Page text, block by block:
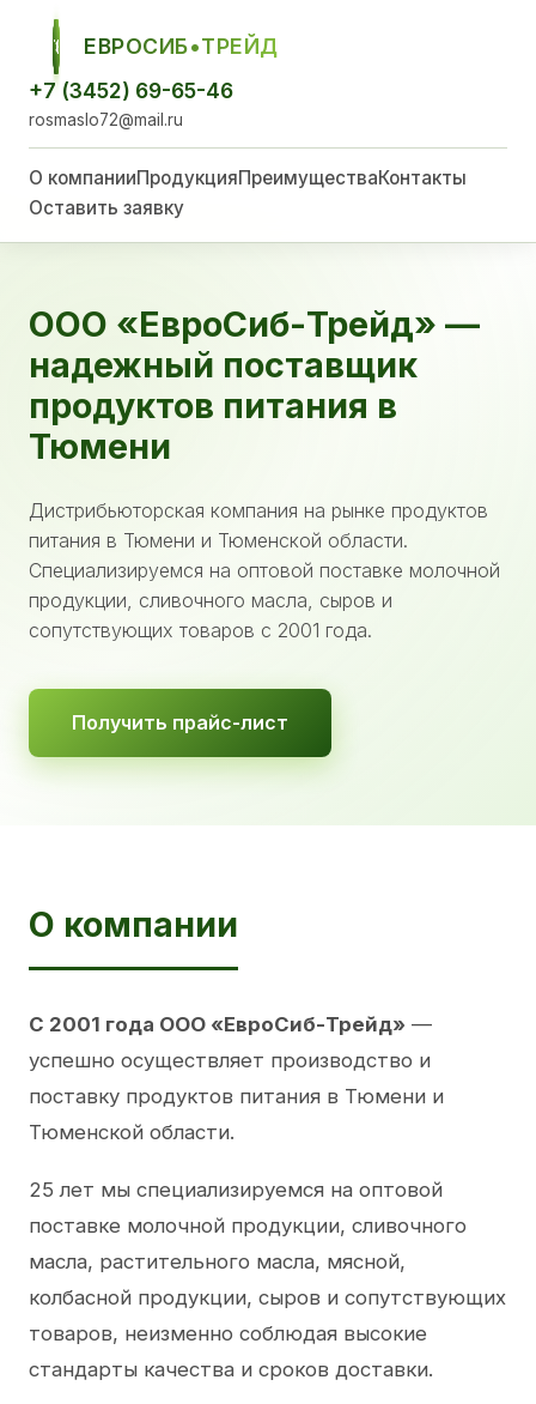
ЕСТ
ЕВРОСИБ•ТРЕЙД
+7 (3452) 69-65-46
rosmaslo72@mail.ru
О компанииПродукцияПреимуществаКонтакты
Оставить заявку
ООО «ЕвроСиб-Трейд» —
надежный поставщик
продуктов питания в
Тюмени
Дистрибьюторская компания на рынке продуктов
питания в Тюмени и Тюменской области.
Специализируемся на оптовой поставке молочной
продукции, сливочного масла, сыров и
сопутствующих товаров с 2001 года.
Получить прайс-лист
О компании
С 2001 года ООО «ЕвроСиб-Трейд» —
успешно осуществляет производство и
поставку продуктов питания в Тюмени и
Тюменской области.
25 лет мы специализируемся на оптовой
поставке молочной продукции, сливочного
масла, растительного масла, мясной,
колбасной продукции, сыров и сопутствующих
товаров, неизменно соблюдая высокие
стандарты качества и сроков доставки.